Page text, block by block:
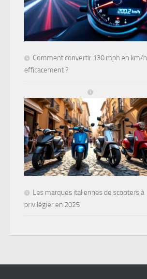
Comment convertir 130 mph en km/h
efficacement ?
Les marques italiennes de scooters à
privilégier en 2025